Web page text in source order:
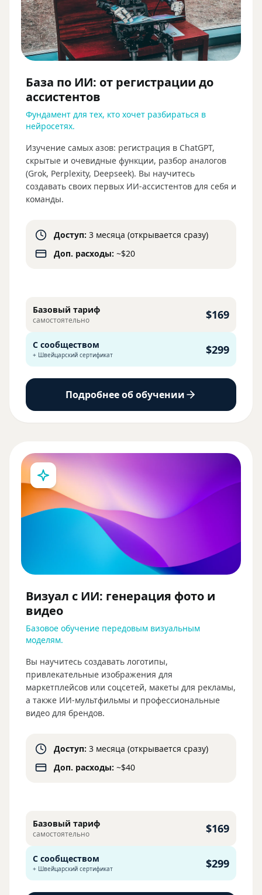
База по ИИ: от регистрации до
ассистентов
Фундамент для тех, кто хочет разбираться в
нейросетях.
Изучение самых азов: регистрация в ChatGPT,
скрытые и очевидные функции, разбор аналогов
(Grok, Perplexity, Deepseek). Вы научитесь
создавать своих первых ИИ-ассистентов для себя и
команды.
Доступ: 3 месяца (открывается сразу)
Доп. расходы: ~$20
Базовый тариф
самостоятельно $169
С сообществом
+ Швейцарский сертификат $299
Подробнее об обучении
Визуал с ИИ: генерация фото и
видео
Базовое обучение передовым визуальным
моделям.
Вы научитесь создавать логотипы,
привлекательные изображения для
маркетплейсов или соцсетей, макеты для рекламы,
а также ИИ-мультфильмы и профессиональные
видео для брендов.
Доступ: 3 месяца (открывается сразу)
Доп. расходы: ~$40
Базовый тариф
самостоятельно $169
С сообществом
+ Швейцарский сертификат $299